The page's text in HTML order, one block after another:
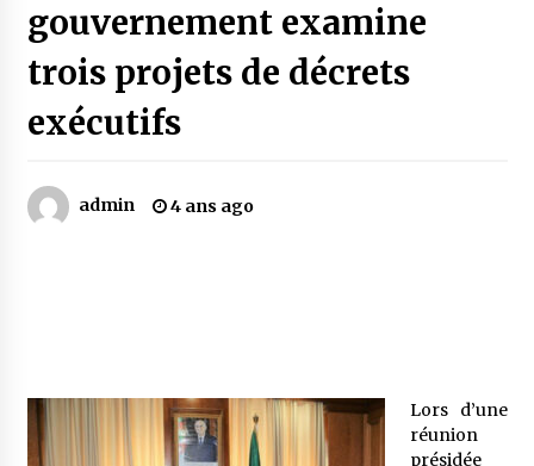
Oum el Gaïla / L’ogresse du M’zab
4 ans ago
Mythes et croyances / L’hospitalité des
Le bouc de l’Au-delà
gouvernement examine
trois projets de décrets
exécutifs
admin 4 ans ago
Lors d’une
réunion
présidée